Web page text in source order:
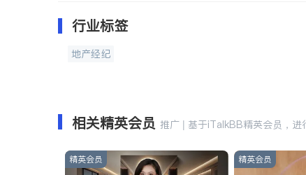
行业标签
地产经纪
相关精英会员 推广 | 基于iTalkBB精英会员，进
精英会员 精英会员